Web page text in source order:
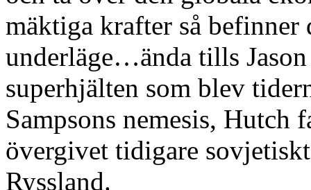
mäktiga krafter så
underläge…ända tills
superhjälten som blev
Sampsons nemesis, Hutch
övergivet tidigare
Ryssland.